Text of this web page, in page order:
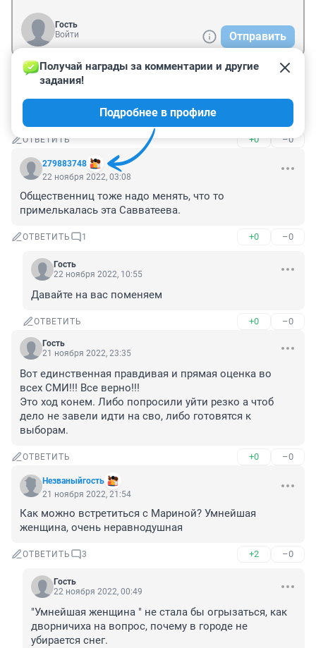
Гость
Войти
Отправить
Гость
Всё правильно сказала!
ОТВЕТИТЬ +0 –0
279883748
Получай награды за комментарии и другие
задания!
Подробнее в профиле
22 ноября 2022, 03:08
Общественниц тоже надо менять, что то
примелькалась эта Савватеева.
ОТВЕТИТЬ 1 +0 –0
Гость
22 ноября 2022, 10:55
Давайте на вас поменяем
ОТВЕТИТЬ +0 –0
Гость
21 ноября 2022, 23:35
Вот единственная правдивая и прямая оценка во
всех СМИ!!! Все верно!!!
Это ход конем. Либо попросили уйти резко а чтоб
дело не завели идти на сво, либо готовятся к
выборам.
ОТВЕТИТЬ +0 –0
Незваныйгость
21 ноября 2022, 21:54
Как можно встретиться с Мариной? Умнейшая
женщина, очень неравнодушная
ОТВЕТИТЬ 3 +2 –0
Гость
22 ноября 2022, 00:49
"Умнейшая женщина " не стала бы огрызаться, как
дворничиха на вопрос, почему в городе не
убирается снег.